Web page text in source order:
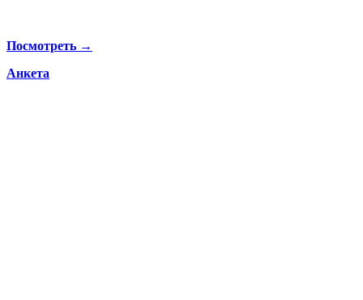
Посмотреть →
Анкета